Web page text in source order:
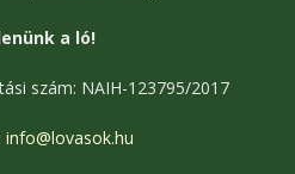
a ló!
szám: NAIH-123795/2017
info@lovasok.hu